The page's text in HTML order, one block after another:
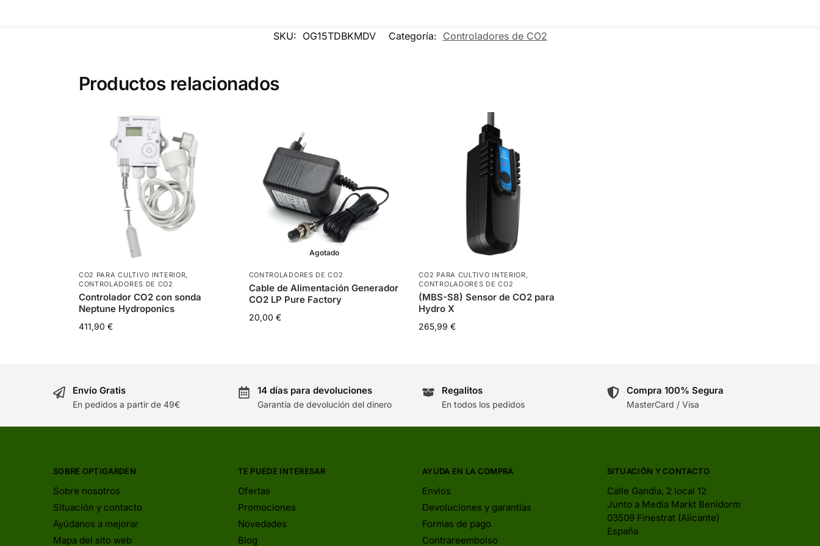
SKU: OG15TDBKMDV Categoría: Controladores de CO2
Productos relacionados
CO2 PARA CULTIVO INTERIOR,
CONTROLADORES DE CO2
Controlador CO2 con sonda
Neptune Hydroponics
411,90 €
Agotado
CONTROLADORES DE CO2
Cable de Alimentación Generador
CO2 LP Pure Factory
20,00 €
CO2 PARA CULTIVO INTERIOR,
CONTROLADORES DE CO2
(MBS-S8) Sensor de CO2 para
Hydro X
265,99€
Envío Gratis
En pedidos a partir de 49€
14 días para devoluciones
Garantía de devolución del dinero
Regalitos
En todos los pedidos
Compra 100% Segura
MasterCard / Visa
SOBRE OPTIGARDEN
Sobre nosotros
Situación y contacto
Ayúdanos a mejorar
Mapa del sito web
TE PUEDE INTERESAR
Ofertas
Promociones
Novedades
Blog
AYUDA EN LA COMPRA
Envíos
Devoluciones y garantías
Formas de pago
Contrareembolso
SITUACIÓN Y CONTACTO
Calle Gandia, 2 local 12
Junto a Media Markt Benidorm
03509 Finestrat (Alicante)
España